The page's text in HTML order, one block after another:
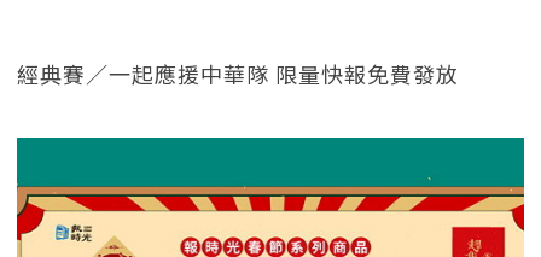
經典賽／一起應援中華隊 限量快報免費發放